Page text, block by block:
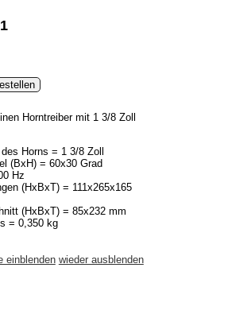
Horntreiber mit 1 3/8 Zoll
Horns = 1 3/8 Zoll
(BxH) = 60x30 Grad
Hz
(HxBxT) = 111x265x165
(HxBxT) = 85x232 mm
= 0,350 kg
einblenden wieder ausblenden